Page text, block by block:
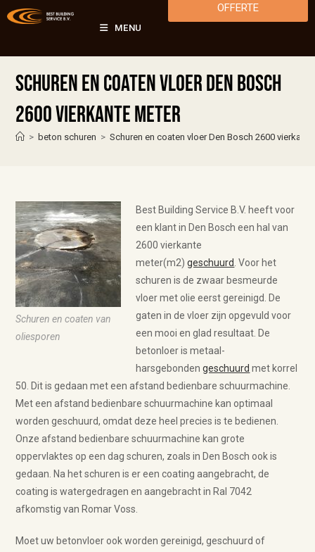
MENU
OFFERTE
Schuren en coaten vloer Den Bosch
2600 vierkante meter
> beton schuren > Schuren en coaten vloer Den Bosch 2600
Schuren en coaten van
oliesporen
Best Building Service B.V. heeft voor
een klant in Den Bosch een hal van
2600 vierkante
meter(m2)geschuurd . Voor het
schuren is de zwaar besmeurde
vloer met olie eerst gereinigd. De
gaten in de vloer zijn opgevuld voor
een mooi en glad resultaat. De
betonloer is metaal-
harsgebondengeschuurd met korrel
50. Dit is gedaan met een afstand bedienbare schuurmachine.
Met een afstand bedienbare schuurmachine kan optimaal
worden geschuurd, omdat deze heel precies is te bedienen.
Onze afstand bedienbare schuurmachine kan grote
oppervlaktes op een dag schuren, zoals in Den Bosch ook is
gedaan. Na het schuren is er een coating aangebracht, de
coating is watergedragen en aangebracht in Ral 7042
afkomstig van Romar Voss.
Moet uw betonvloer ook worden gereinigd, geschuurd of